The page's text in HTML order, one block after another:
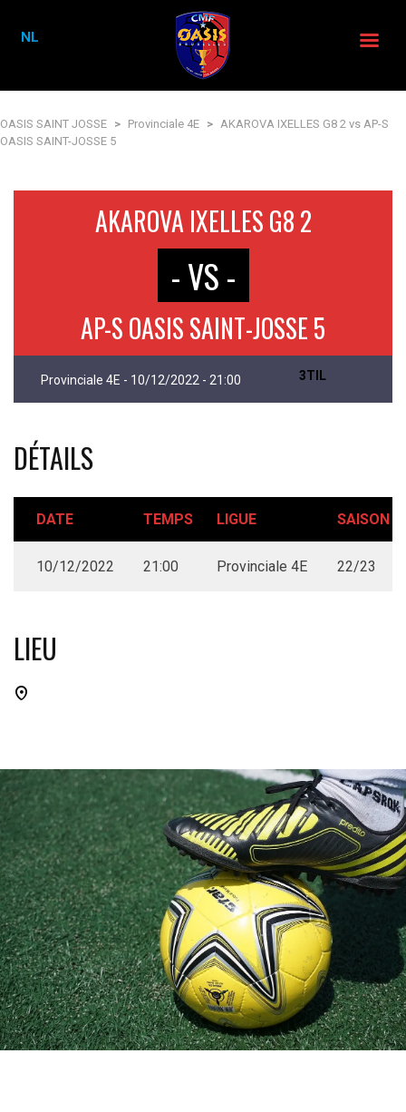
OASIS SAINT JOSSE > Provinciale 4E > AKAROVA IXELLES G8 2 vs AP-S
OASIS SAINT-JOSSE 5
AKAROVA IXELLES G8 2
- VS -
AP-S OASIS SAINT-JOSSE 5
Provinciale 4E - 10/12/2022 - 21:00 3TIL
DÉTAILS
DATE TEMPS LIGUE SAISON
10/12/2022 21:00 Provinciale 4E 22/23
LIEU
NL